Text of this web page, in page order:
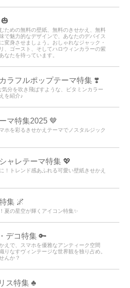
ための無料の壁紙、無料のきせかえ、無料
で魅力的なデザインで、あなたのデバイス
変身させましょう。おしゃれなジャック・
、ゴースト、そしてハロウィンカラーの紫
なたを待っています。
ラフルポップテーマ特集 ❣️
分を吹き飛ばすような、ビタミンカラー
を紹介♪
マ特集2025 🤎
ホを彩るきせかえテーマでノスタルジック
ャレテーマ特集 💖
！トレンド感あふれる可愛い壁紙きせかえ
集 🌌
夏の星空が輝くアイコン特集✨
デコ特集 🔑
えで、スマホを優雅なアンティーク空間
りなすヴィンテージな世界観を独り占め。
んか？
ス特集 ♣